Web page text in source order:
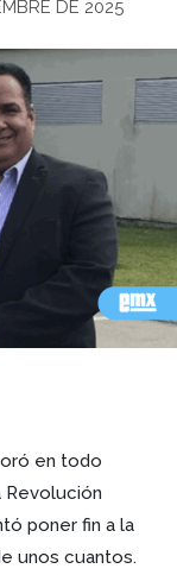
DE 2025
en todo
Revolución
poner fin a la
unos cuantos.